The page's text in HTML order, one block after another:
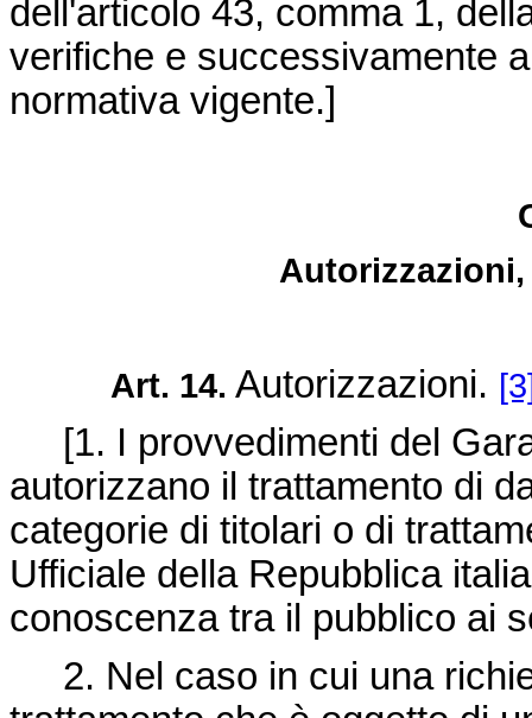
dell'articolo 43, comma 1,
verifiche e successivamente
normativa vigente.]
Art. 14. Autorizzazioni.
[1. I provvedimenti del
autorizzano il trattamento di
categorie di titolari o di
Ufficiale della Repubblica
conoscenza tra il pubblico ai
2. Nel caso in cui una